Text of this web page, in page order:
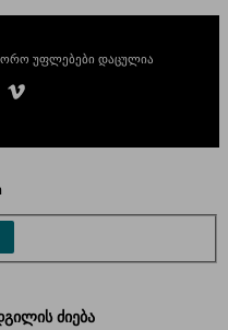
უფლებები დაცულია
ძიება